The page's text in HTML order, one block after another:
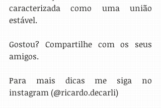
caracterizada como uma união
estável.
Gostou? Compartilhe com os seus
amigos.
Para mais dicas me siga no
instagram (@ricardo.decarli)